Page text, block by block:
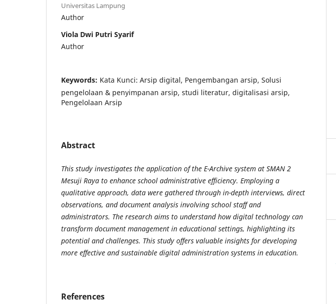
Universitas Lampung
Author
Viola Dwi Putri Syarif
Author
Keywords: Kata Kunci: Arsip digital, Pengembangan arsip, Solusi
pengelolaan & penyimpanan arsip, studi literatur, digitalisasi arsip,
Pengelolaan Arsip
Abstract
This study investigates the application of the E-Archive system at SMAN 2
Mesuji Raya to enhance school administrative efficiency. Employing a
qualitative approach, data were gathered through in-depth interviews, direct
observations, and document analysis involving school staff and
administrators. The research aims to understand how digital technology can
transform document management in educational settings, highlighting its
potential and challenges. This study offers valuable insights for developing
more effective and sustainable digital administration systems in education.
References